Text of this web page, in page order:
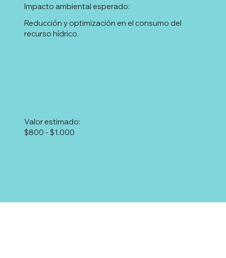
Reducción y optimización en el consumo del
recurso hídrico.
Impacto ambiental esperado:
$800 - $1.000
Valor estimado: